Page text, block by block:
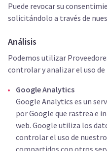
Puede revocar su
solicitándolo a través de
Análisis
Podemos utilizar
controlar y analizar el uso de
Google Analytics
Google Analytics es un
por Google que rastrea e
web. Google utiliza los
controlar el uso de
compartidos con otros